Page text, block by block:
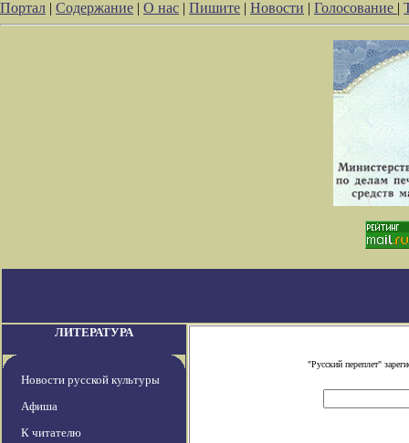
Портал | Содержание | О нас | Пишите | Новости | Голосование |
ЛИТЕРАТУРА
Новости русской культуры
Афиша
К читателю
"Русский переплет"